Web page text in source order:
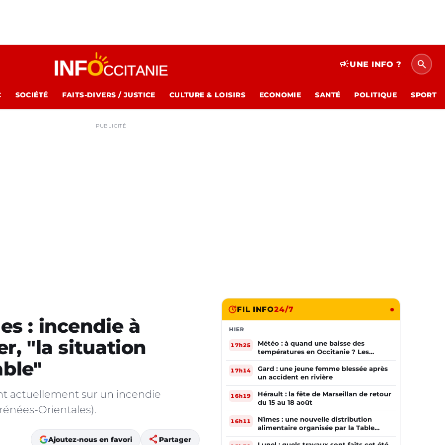
campaignUNE INFO ? search
SOCIÉTÉ FAITS-DIVERS / JUSTICE CULTURE & LOISIRS ECONOMIE SANTÉ POLITIQUE SPORT
PUBLICITÉ
: incendie à
"la situation
actuellement sur un incendie
Orientales).
Ajoutez-nous en favori share Partager
FIL INFO24/7
HIER
17h25
Météo : à quand une baisse des
températures en Occitanie ? Les
prévisions
17h14
Gard : une jeune femme blessée après
un accident en rivière
16h19
Hérault : la fête de Marseillan de retour
du 15 au 18 août
16h11
Nîmes : une nouvelle distribution
alimentaire organisée par la Table
Ouverte